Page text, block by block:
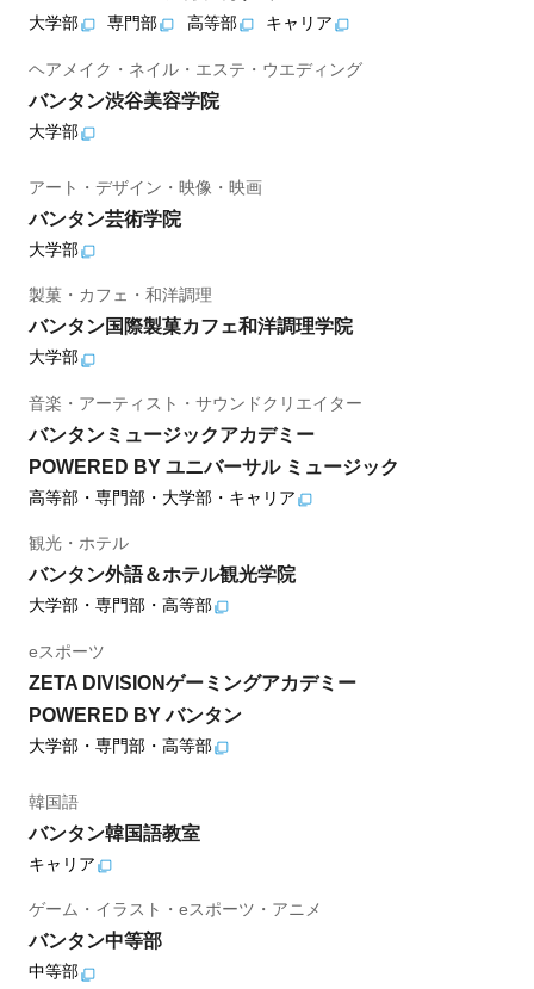
大学部 専門部 高等部 キャリア
ヘアメイク・ネイル・エステ・ウエディング
バンタン渋谷美容学院
大学部
アート・デザイン・映像・映画
バンタン芸術学院
大学部
製菓・カフェ・和洋調理
バンタン国際製菓カフェ和洋調理学院
大学部
音楽・アーティスト・サウンドクリエイター
バンタンミュージックアカデミー
POWERED BY ユニバーサル ミュージック
高等部・専門部・大学部・キャリア
観光・ホテル
バンタン外語＆ホテル観光学院
大学部・専門部・高等部
eスポーツ
ZETA DIVISIONゲーミングアカデミー
POWERED BY バンタン
大学部・専門部・高等部
韓国語
バンタン韓国語教室
キャリア
ゲーム・イラスト・eスポーツ・アニメ
バンタン中等部
中等部